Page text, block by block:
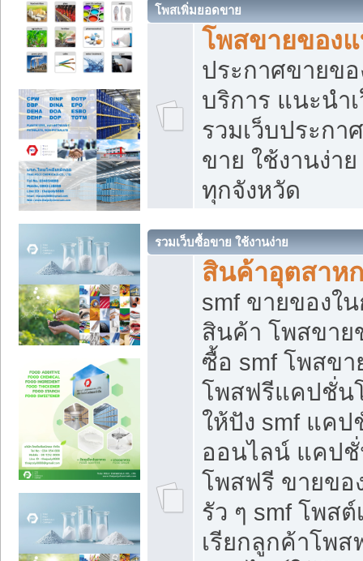
โพสเพิ่มยอดขาย
โพสขายของ
ประกาศขายข
บริการ แนะนำ
รวมเว็บประกา
ขาย ใช้งานง่า
ทุกจังหวัด
รวมเว็บซื้อขาย ใช้งานง่าย
สินค้าอุตสาห
smf ขายของใ
สินค้า โพสขาย
ซื้อ smf โพสข
โพสฟรีแคปชั่น
ให้ปัง smf แค
ออนไลน์ แคป
โพสฟรี ขายขอ
รัว ๆ smf โพส
เรียกลูกค้าโพส